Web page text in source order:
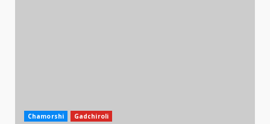
Chamorshi Gadchiroli